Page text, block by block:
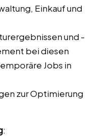
Einkauf und
und -
bei diesen
Jobs in
zur Optimierung
: